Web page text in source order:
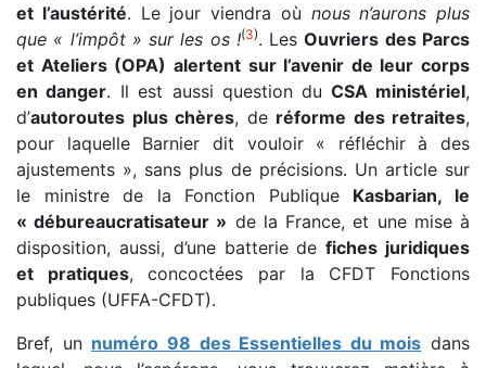
et l’austérité. Le jour viendra où nous n’aurons plus
que « l’impôt » sur les os !(3). LesOuvriers des Parcs
et Ateliers (OPA) alertent sur l’avenir de leur corps
en danger. Il est aussi question du CSA ministériel,
d’autoroutes plus chères, de réforme des retraites,
pour laquelle Barnier dit vouloir « réfléchir à des
ajustements », sans plus de précisions. Un article sur
le ministre de la Fonction Publique Kasbarian, le
« débureaucratisateur » de la France, et une mise à
disposition, aussi, d’une batterie defiches juridiques
et pratiques, concoctées par la CFDT Fonctions
publiques (UFFA-CFDT).
Bref, un numéro 98 des Essentielles du mois dans